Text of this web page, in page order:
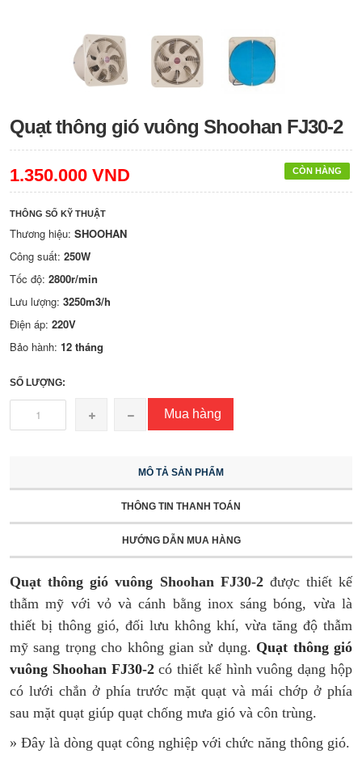
Quạt thông gió vuông Shoohan FJ30-2
CÒN HÀNG
1.350.000 VND
THÔNG SỐ KỸ THUẬT
Thương hiệu: SHOOHAN
Công suất: 250W
Tốc độ: 2800r/min
Lưu lượng: 3250m3/h
Điện áp: 220V
Bảo hành: 12 tháng
SỐ LƯỢNG:
Mua hàng
MÔ TẢ SẢN PHẨM
THÔNG TIN THANH TOÁN
HƯỚNG DẪN MUA HÀNG
Quạt thông gió vuông Shoohan FJ30-2 được thiết kế
thẫm mỹ với vỏ và cánh bằng inox sáng bóng, vừa là
thiết bị thông gió, đối lưu không khí, vừa tăng độ thẫm
mỹ sang trọng cho không gian sử dụng. Quạt thông gió
vuông Shoohan FJ30-2có thiết kế hình vuông dạng hộp
có lưới chắn ở phía trước mặt quạt và mái chớp ở phía
sau mặt quạt giúp quạt chống mưa gió và côn trùng.
» Đây là dòng quạt công nghiệp với chức năng thông gió.